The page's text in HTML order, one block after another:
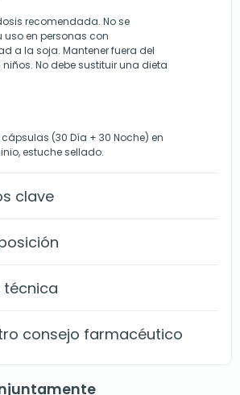
recomendada. No se
en personas con
a la soja. Mantener fuera del
No debe sustituir una dieta
(30 Día + 30 Noche) en
estuche sellado.
clave
técnica
consejo farmacéutico